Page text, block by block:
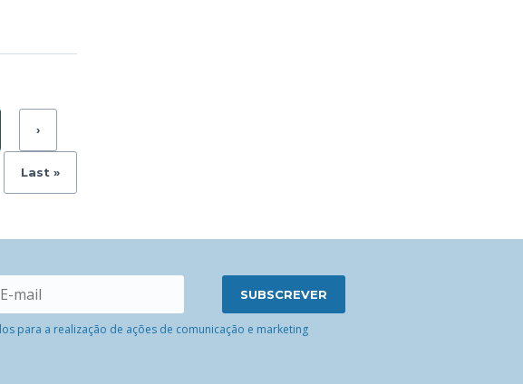
›
Last »
para a realização de ações de comunicação e marketing